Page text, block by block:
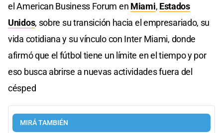
el American Business Forum en Miami, Estados
Unidos, sobre su transición hacia el empresariado, su
vida cotidiana y su vínculo con Inter Miami, donde
afirmó que el fútbol tiene un límite en el tiempo y por
eso busca abrirse a nuevas actividades fuera del
césped
MIRÁ TAMBIÉN